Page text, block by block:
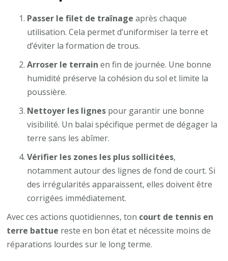
Passer le filet de traînage après chaque
utilisation. Cela permet d’uniformiser la terre et
d’éviter la formation de trous.
Arroser le terrain en fin de journée. Une bonne
humidité préserve la cohésion du sol et limite la
poussière.
Nettoyer les lignes pour garantir une bonne
visibilité. Un balai spécifique permet de dégager la
terre sans les abîmer.
Vérifier les zones les plus sollicitées,
notamment autour des lignes de fond de court. Si
des irrégularités apparaissent, elles doivent être
corrigées immédiatement.
Avec ces actions quotidiennes, ton court de tennis en
terre battue reste en bon état et nécessite moins de
réparations lourdes sur le long terme.